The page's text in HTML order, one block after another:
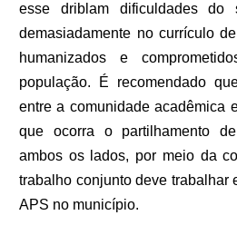
esse driblam dificuldades do
demasiadamente no currículo
humanizados e
população. É recomendado
entre a comunidade acadêmica
que ocorra o partilhamento
ambos os lados, por meio da
trabalho conjunto deve trabalhar
APS no município.